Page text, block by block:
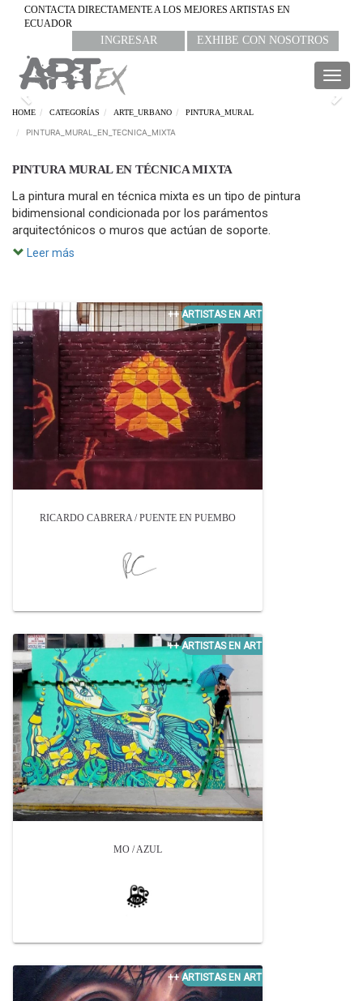
CONTACTA DIRECTAMENTE A LOS MEJORES ARTISTAS EN
ECUADOR
INGRESAR EXHIBE CON NOSOTROS
Previous
HOME CATEGORÍAS ARTE_URBANO PINTURA_MURAL
PINTURA_MURAL_EN_TECNICA_MIXTA
PINTURA MURAL EN TÉCNICA MIXTA
La pintura mural en técnica mixta es un tipo de pintura
bidimensional condicionada por los parámentos
arquitectónicos o muros que actúan de soporte.
Leer más
RICARDO CABRERA / PUENTE EN PUEMBO
MO / AZUL